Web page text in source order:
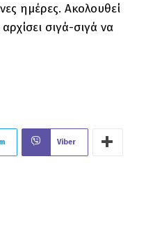
ημέρες. Ακολουθεί
σιγά-σιγά να
Viber